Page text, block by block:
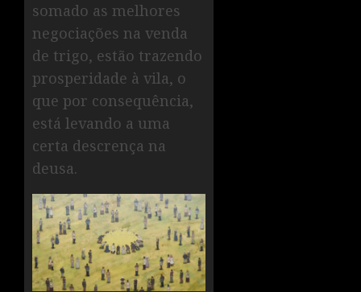
somado as melhores
negociações na venda
de trigo, estão trazendo
prosperidade à vila, o
que por consequência,
está levando a uma
certa descrença na
deusa.